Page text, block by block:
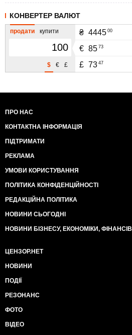
КОНВЕРТЕР ВАЛЮТ
продати купити
£
€
$
₴ 4445 00
€ 85 73
£ 73 47
ПРО НАС
КОНТАКТНА ІНФОРМАЦІЯ
ПІДТРИМАТИ
РЕКЛАМА
УМОВИ КОРИСТУВАННЯ
ПОЛІТИКА КОНФІДЕНЦІЙНОСТІ
РЕДАКЦІЙНА ПОЛІТИКА
НОВИНИ СЬОГОДНІ
НОВИНИ БІЗНЕСУ, ЕКОНОМІКИ, ФІНАНСІВ
ЦЕНЗОР.НЕТ
НОВИНИ
ПОДІЇ
РЕЗОНАНС
ФОТО
ВІДЕО